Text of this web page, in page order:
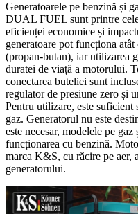
Generatoarele pe benzină și
DUAL FUEL sunt printre
eficienței economice și
generatoare pot funcționa
(propan-butan), iar utilizarea
duratei de viață a motorului.
conectarea buteliei sunt
regulator de presiune zero și
Pentru utilizare, este suficient
gaz. Generatorul nu este
este necesar, modelele pe
funcționarea cu benzină.
marca K&S, cu răcire pe aer,
generatorului.